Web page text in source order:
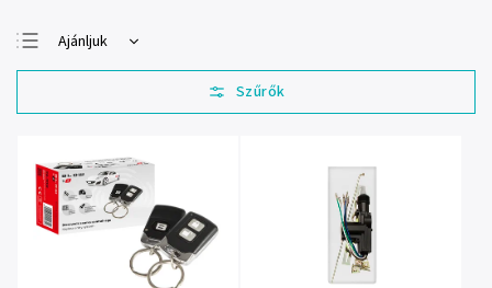
Ajánljuk
Legolcsóbb elöl
Legdrágább
termékek
ABC szerint